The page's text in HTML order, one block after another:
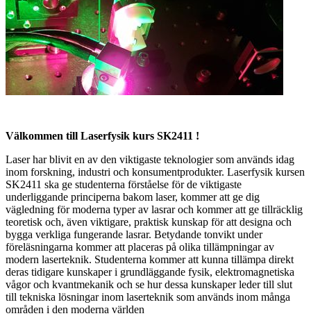
Välkommen till Laserfysik kurs SK2411 !
Laser har blivit en av den viktigaste teknologier som används idag
inom forskning, industri och konsumentprodukter. Laserfysik kursen
SK2411 ska ge studenterna förståelse för de viktigaste
underliggande principerna bakom laser, kommer att ge dig
vägledning för moderna typer av lasrar och kommer att ge tillräcklig
teoretisk och, även viktigare, praktisk kunskap för att designa och
bygga verkliga fungerande lasrar. Betydande tonvikt under
föreläsningarna kommer att placeras på olika tillämpningar av
modern laserteknik. Studenterna kommer att kunna tillämpa direkt
deras tidigare kunskaper i grundläggande fysik, elektromagnetiska
vågor och kvantmekanik och se hur dessa kunskaper leder till slut
till tekniska lösningar inom laserteknik som används inom många
områden i den moderna världen